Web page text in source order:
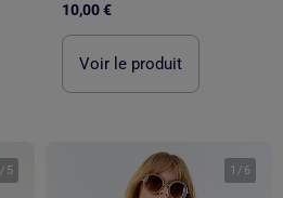
10,00 €
Voir le produit
/ 5 1 / 6